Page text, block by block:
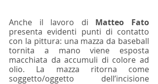
Anche il lavoro di Matteo Fato
presenta evidenti punti di contatto
con la pittura: una mazza da baseball
tornita a mano viene esposta
macchiata da accumuli di colore ad
olio. La mazza ritorna come
soggetto/oggetto dell’incisione